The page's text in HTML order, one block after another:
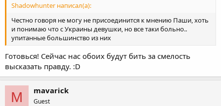
Shadowhunter написал(а):
Честно говоря не могу не присоединится к мнению Паши, хоть
и понимаю что с Украины девушки, но все таки больно..
упитанные большинство из них
Готовься! Сейчас нас обоих будут бить за смелость
высказать правду. :D
M mavarick
Guest